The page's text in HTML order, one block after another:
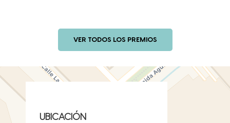
VER TODOS LOS PREMIOS
UBICACIÓN